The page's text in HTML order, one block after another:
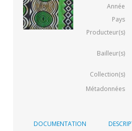
Année
Pays
Producteur(s)
Bailleur(s)
Collection(s)
Métadonnées
DOCUMENTATION